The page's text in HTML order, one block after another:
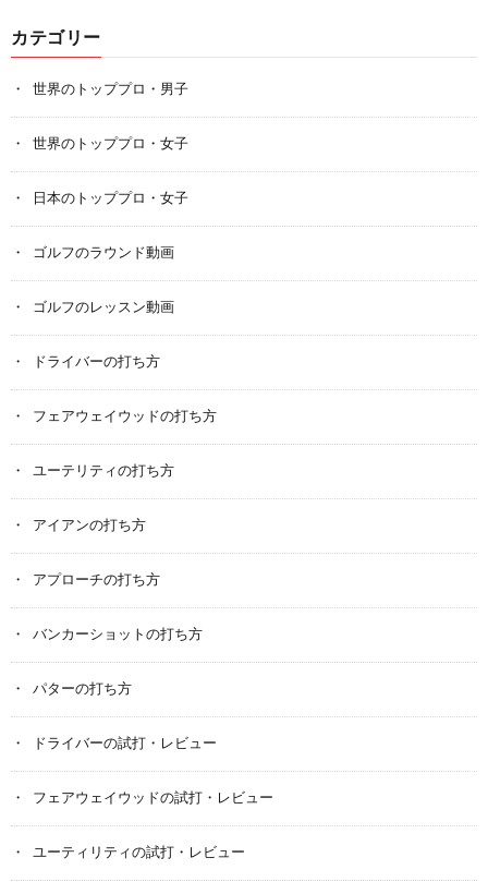
カテゴリー
世界のトッププロ・男子
世界のトッププロ・女子
日本のトッププロ・女子
ゴルフのラウンド動画
ゴルフのレッスン動画
ドライバーの打ち方
フェアウェイウッドの打ち方
ユーテリティの打ち方
アイアンの打ち方
アプローチの打ち方
バンカーショットの打ち方
パターの打ち方
ドライバーの試打・レビュー
フェアウェイウッドの試打・レビュー
ユーティリティの試打・レビュー